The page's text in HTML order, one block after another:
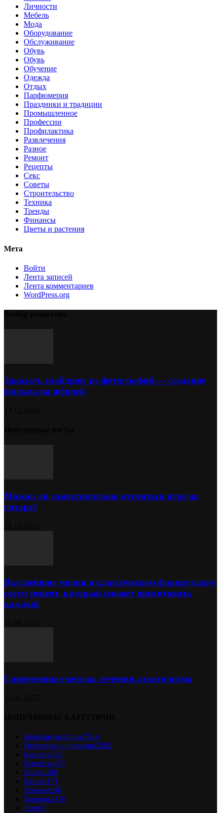
Личности
Мебель
Мода
Оборудование
Обслуживание
Обувь
Обувь
Обучение
Одежда
Отдых
Парфюмерия
Праздники и традиции
Промышленное
Профессии
Профилактика
Развлечения
Разное
Ремонт
Рецепты
Секс
Советы
Строительство
Техника
Тренды
Финансы
Цветы и растения
Мета
Войти
Лента записей
Лента комментариев
WordPress.org
Заказать слайдшоу из фотографий — создание
фильма на юбилей
Можно ли самостоятельно отучиться игре на
гитаре?
Вкуснейшие мидии в классическом французском
соусе: рецепт, который сможет приготовить
каждый
Современные методы лечения алкоголизма
Женские истории7514
Интересно и полезно2382
Красота592
Рецепты499
Жизнь180
Разное171
Тренды166
Здоровье116
Дом81